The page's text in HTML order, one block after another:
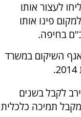
לעצור אותו
פינו אותו
בחיפה.
שמטופל באגף השיקום במשרד
לקבל בשנים
תמיכה כלכלית